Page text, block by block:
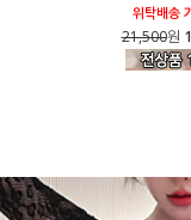
위탁배송
21,500원